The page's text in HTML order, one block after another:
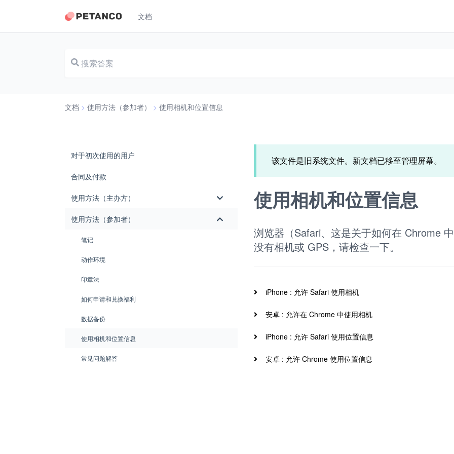
文档
文档 > 使用方法（参加者） > 使用相机和位置信息
对于初次使用的用户
合同及付款
使用方法（主办方）
使用方法（参加者）
笔记
动作环境
印章法
如何申请和兑换福利
数据备份
使用相机和位置信息
常见问题解答
该文件是旧系统文件。新文档已移至管理屏幕。
使用相机和位置信息
浏览器（Safari、这是关于如何在 Chrome
没有相机或 GPS，请检查一下。
iPhone : 允许 Safari 使用相机
安卓 : 允许在 Chrome 中使用相机
iPhone : 允许 Safari 使用位置信息
安卓 : 允许 Chrome 使用位置信息